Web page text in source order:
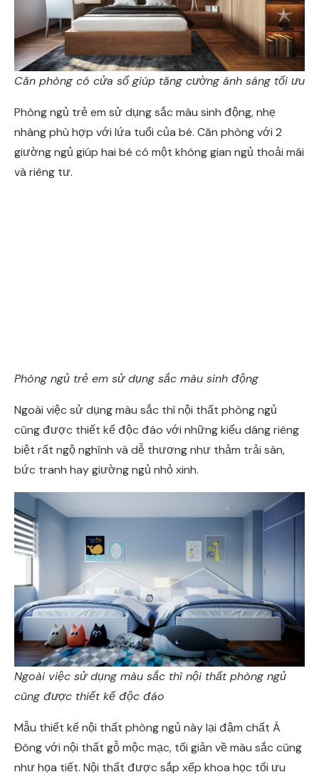
Căn phòng có cửa sổ giúp tăng cường ánh sáng tối ưu
Phòng ngủ trẻ em sử dụng sắc màu sinh động, nhẹ
nhàng phù hợp với lứa tuổi của bé. Căn phòng với 2
giường ngủ giúp hai bé có một không gian ngủ thoải mái
và riêng tư.
Phòng ngủ trẻ em sử dụng sắc màu sinh động
Ngoài việc sử dụng màu sắc thì nội thất phòng ngủ
cũng được thiết kế độc đáo với những kiểu dáng riêng
biệt rất ngộ nghĩnh và dễ thương như thảm trải sàn,
bức tranh hay giường ngủ nhỏ xinh.
Ngoài việc sử dụng màu sắc thì nội thất phòng ngủ
cũng được thiết kế độc đáo
Mẫu thiết kế nội thất phòng ngủ này lại đậm chất Á
Đông với nội thất gỗ mộc mạc, tối giản về màu sắc cũng
như họa tiết. Nội thất được sắp xếp khoa học tối ưu